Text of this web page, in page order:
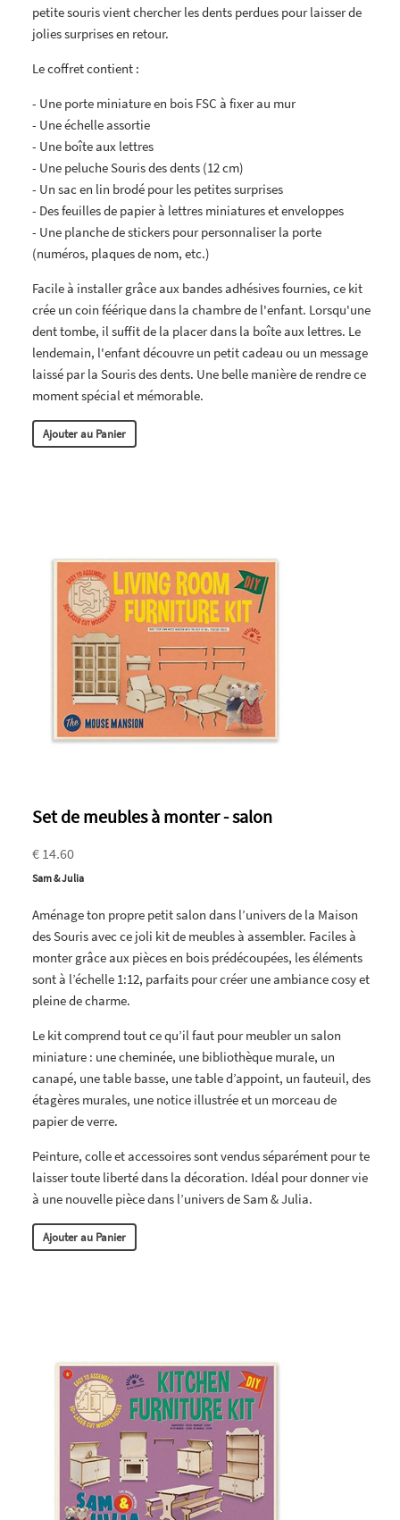
petite souris vient chercher les dents perdues pour laisser de
jolies surprises en retour.
Le coffret contient :
- Une porte miniature en bois FSC à fixer au mur
- Une échelle assortie
- Une boîte aux lettres
- Une peluche Souris des dents (12 cm)
- Un sac en lin brodé pour les petites surprises
- Des feuilles de papier à lettres miniatures et enveloppes
- Une planche de stickers pour personnaliser la porte
(numéros, plaques de nom, etc.)
Facile à installer grâce aux bandes adhésives fournies, ce kit
crée un coin féérique dans la chambre de l'enfant. Lorsqu'une
dent tombe, il suffit de la placer dans la boîte aux lettres. Le
lendemain, l'enfant découvre un petit cadeau ou un message
laissé par la Souris des dents. Une belle manière de rendre ce
moment spécial et mémorable.
Ajouter au Panier
Set de meubles à monter - salon
€ 14.60
Sam & Julia
Aménage ton propre petit salon dans l’univers de la Maison
des Souris avec ce joli kit de meubles à assembler. Faciles à
monter grâce aux pièces en bois prédécoupées, les éléments
sont à l’échelle 1:12, parfaits pour créer une ambiance cosy et
pleine de charme.
Le kit comprend tout ce qu’il faut pour meubler un salon
miniature : une cheminée, une bibliothèque murale, un
canapé, une table basse, une table d’appoint, un fauteuil, des
étagères murales, une notice illustrée et un morceau de
papier de verre.
Peinture, colle et accessoires sont vendus séparément pour te
laisser toute liberté dans la décoration. Idéal pour donner vie
à une nouvelle pièce dans l’univers de Sam & Julia.
Ajouter au Panier